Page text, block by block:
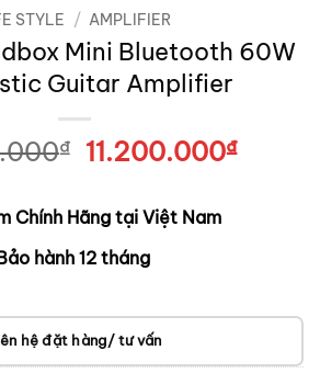
STYLE / AMPLIFIER
Mini Bluetooth 60W
Guitar Amplifier
₫
Giá
là:
12.500.000₫.
11.200.000₫
Chính Hãng tại Việt Nam
hành 12 tháng
hệ đặt hàng/ tư vấn